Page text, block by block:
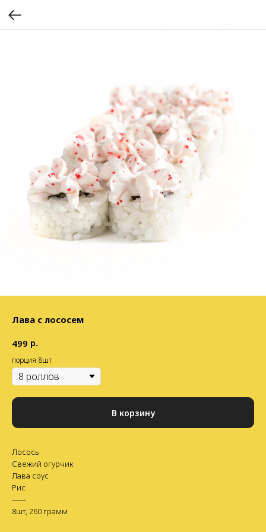
Лава с лососем
499 р.
порция 8шт
В корзину
Лосось
Свежий огурчик
Лава соус
Рис
------
8шт, 260 грамм